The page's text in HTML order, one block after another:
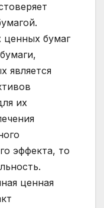
ценных бумаг
является
их
эффекта, то
ценная